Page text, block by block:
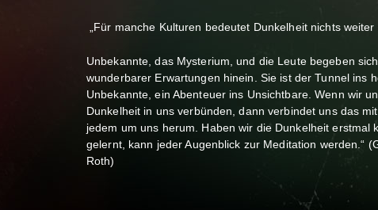
„Für manche Kulturen bedeutet Dunkelheit nichts weiter
Unbekannte, das Mysterium, und die Leute begeben
wunderbarer Erwartungen hinein. Sie ist der Tunnel ins
Unbekannte, ein Abenteuer ins Unsichtbare. Wenn wir
Dunkelheit in uns verbünden, dann verbindet uns das
jedem um uns herum. Haben wir die Dunkelheit erstmal
gelernt, kann jeder Augenblick zur Meditation werden.“
Roth)